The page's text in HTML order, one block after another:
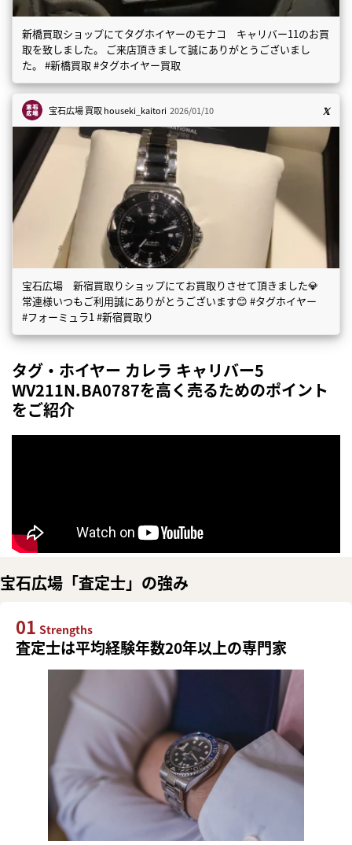
新橋買取ショップにてタグホイヤーのモナコ キャリバー11のお買
取を致しました。 ご来店頂きまして誠にありがとうございまし
た。 #新橋買取 #タグホイヤー買取
宝石広場 買取houseki_kaitori 2026/01/10
宝石広場 新宿買取りショップにてお買取りさせて頂きました💎
常連様いつもご利用誠にありがとうございます😊 #タグホイヤー
#フォーミュラ1 #新宿買取り
タグ・ホイヤー カレラ キャリバー5
WV211N.BA0787を高く売るためのポイント
をご紹介
宝石広場「査定士」の強み
01 Strengths
査定士は平均経験年数20年以上の専門家